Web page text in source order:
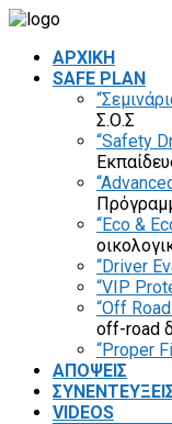
ΑΡΧΙΚΗ
SAFE PLAN
Σ.Ο.Σ
“Safety
“Eco &
“Driver
“VIP
“Off
off-road
“Proper
ΑΠΟΨΕΙΣ
VIDEOS